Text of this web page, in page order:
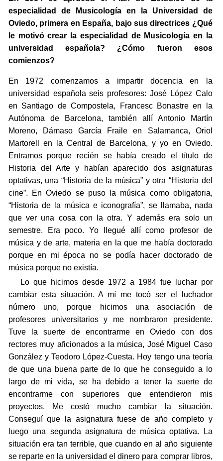
especialidad de Musicología en la Universidad de
Oviedo, primera en España, bajo sus directrices ¿Qué
le motivó crear la especialidad de Musicología en la
universidad española? ¿Cómo fueron esos
comienzos?
En 1972 comenzamos a impartir docencia en la
universidad española seis profesores: José López Calo
en Santiago de Compostela, Francesc Bonastre en la
Autónoma de Barcelona, también allí Antonio Martín
Moreno, Dámaso García Fraile en Salamanca, Oriol
Martorell en la Central de Barcelona, y yo en Oviedo.
Entramos porque recién se había creado el título de
Historia del Arte y habían aparecido dos asignaturas
optativas, una “Historia de la música” y otra “Historia del
cine”. En Oviedo se puso la música como obligatoria,
“Historia de la música e iconografía”, se llamaba, nada
que ver una cosa con la otra. Y además era solo un
semestre. Era poco. Yo llegué allí como profesor de
música y de arte, materia en la que me había doctorado
porque en mi época no se podía hacer doctorado de
música porque no existía.
Lo que hicimos desde 1972 a 1984 fue luchar por
cambiar esta situación. A mí me tocó ser el luchador
número uno, porque hicimos una asociación de
profesores universitarios y me nombraron presidente.
Tuve la suerte de encontrarme en Oviedo con dos
rectores muy aficionados a la música, José Miguel Caso
González y Teodoro López-Cuesta. Hoy tengo una teoría
de que una buena parte de lo que he conseguido a lo
largo de mi vida, se ha debido a tener la suerte de
encontrarme con superiores que entendieron mis
proyectos. Me costó mucho cambiar la situación.
Conseguí que la asignatura fuese de año completo y
luego una segunda asignatura de música optativa. La
situación era tan terrible, que cuando en al año siguiente
se reparte en la universidad el dinero para comprar libros,